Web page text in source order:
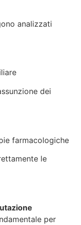
analizzati
dei
farmacologiche
le
per